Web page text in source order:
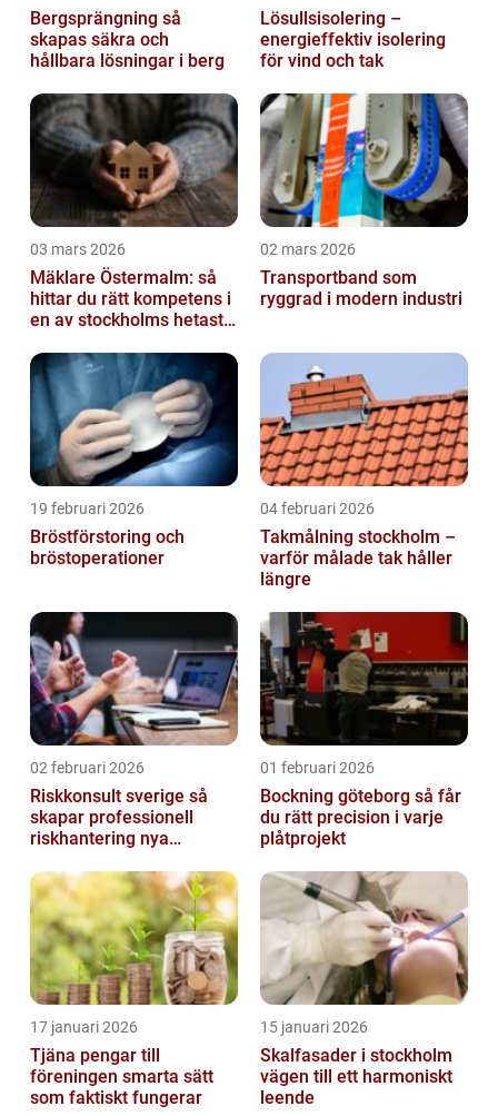
Bergsprängning så
skapas säkra och
hållbara lösningar i berg
Lösullsisolering –
energieffektiv isolering
för vind och tak
03 mars 2026
Mäklare Östermalm: så
hittar du rätt kompetens i
en av stockholms hetaste
02 mars 2026
Transportband som
ryggrad i modern industri
19 februari 2026
Bröstförstoring och
bröstoperationer
04 februari 2026
Takmålning stockholm –
varför målade tak håller
längre
02 februari 2026
Riskkonsult sverige så
skapar professionell
riskhantering nya
01 februari 2026
Bockning göteborg så får
du rätt precision i varje
plåtprojekt
17 januari 2026
Tjäna pengar till
föreningen smarta sätt
som faktiskt fungerar
15 januari 2026
Skalfasader i stockholm
vägen till ett harmoniskt
leende